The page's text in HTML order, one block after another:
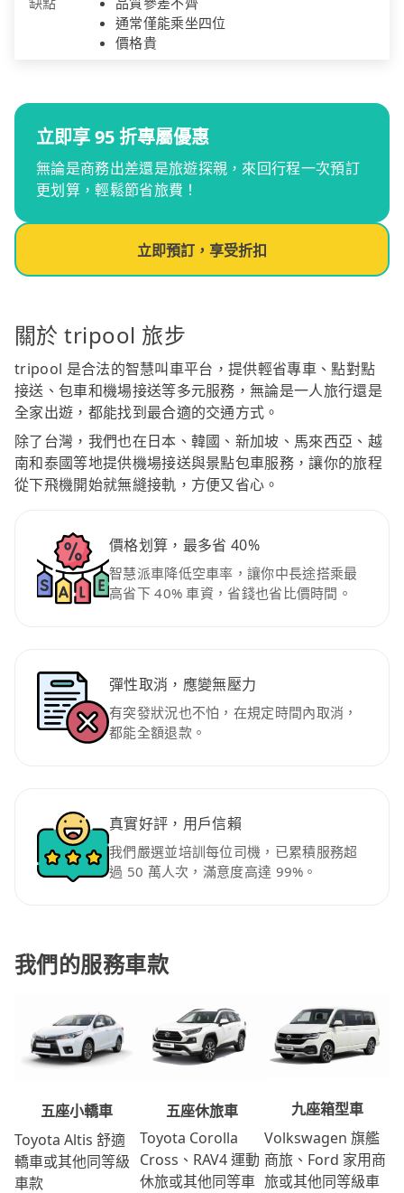
通常僅能乘坐四位
價格貴
立即享 95 折專屬優惠
無論是商務出差還是旅遊探親，來回行程一次預訂
更划算，輕鬆節省旅費！
立即預訂，享受折扣
關於 tripool 旅步
tripool 是合法的智慧叫車平台，提供輕省專車、點對點
接送、包車和機場接送等多元服務，無論是一人旅行還是
全家出遊，都能找到最合適的交通方式。
除了台灣，我們也在日本、韓國、新加坡、馬來西亞、越
南和泰國等地提供機場接送與景點包車服務，讓你的旅程
從下飛機開始就無縫接軌，方便又省心。
價格划算，最多省 40%
智慧派車降低空車率，讓你中長途搭乘最
高省下 40% 車資，省錢也省比價時間。
彈性取消，應變無壓力
有突發狀況也不怕，在規定時間內取消，
都能全額退款。
真實好評，用戶信賴
我們嚴選並培訓每位司機，已累積服務超
過 50 萬人次，滿意度高達 99%。
我們的服務車款
五座小轎車
Toyota Altis 舒適
轎車或其他同等級
車款
五座休旅車
Toyota Corolla
Cross、RAV4 運動
休旅或其他同等車
九座箱型車
Volkswagen 旗艦
商旅、Ford 家用商
旅或其他同等級車